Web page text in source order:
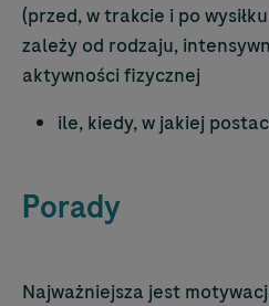
(przed, w trakcie i po
zależy od rodzaju,
aktywności fizycznej
ile, kiedy, w jakiej
Porady
Najważniejsza jest